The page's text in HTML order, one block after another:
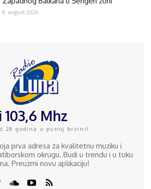
8. avgust 2026.
103,6 Mhz
28 godina u punoj brzini!
prva adresa za kvalitetnu muziku i
okrugu. Budi u trendu i u toku
Preuzmi novu aplikaciju!